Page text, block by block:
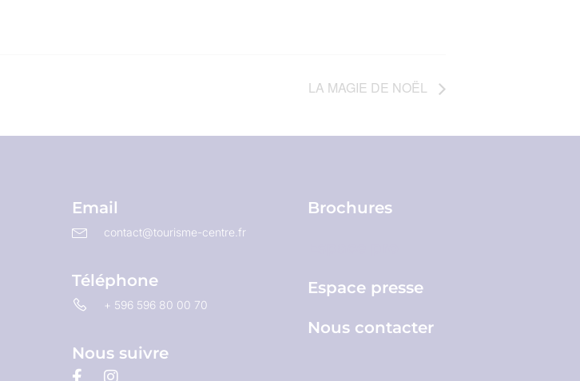
LA MAGIE DE NOËL
Email
contact@tourisme-centre.fr
Téléphone
+ 596 596 80 00 70
Nous suivre
Brochures
Espace presse
Nous contacter